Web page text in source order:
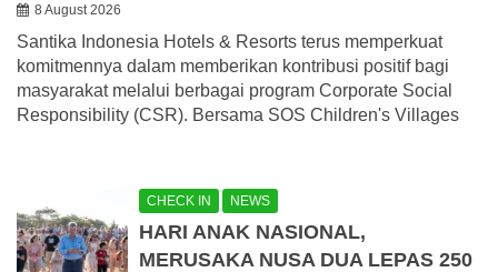
8 August 2026
Santika Indonesia Hotels & Resorts terus memperkuat
komitmennya dalam memberikan kontribusi positif bagi
masyarakat melalui berbagai program Corporate Social
Responsibility (CSR). Bersama SOS Children's Villages
CHECK IN NEWS
HARI ANAK NASIONAL,
MERUSAKA NUSA DUA LEPAS 250